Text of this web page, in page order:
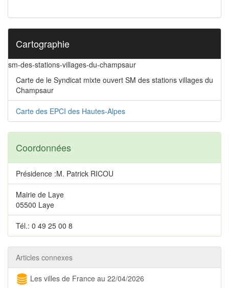
Cartographie
sm-des-stations-villages-du-champsaur
Carte de le Syndicat mixte ouvert SM des stations villages du
Champsaur
Carte des EPCI des Hautes-Alpes
Coordonnées
Présidence :M. Patrick RICOU
Mairie de Laye
05500 Laye
Tél.: 0 49 25 00 8
Articles connexes
Les villes de France au 22/04/2026